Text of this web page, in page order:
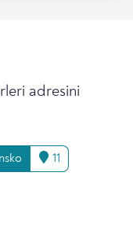
adresini
11